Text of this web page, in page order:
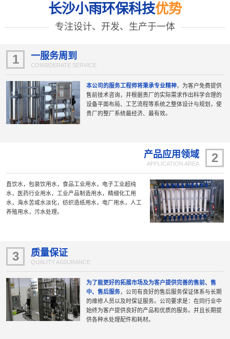
长沙小雨环保科技优势
专注设计、开发、生产于一体
1 一服务周到
CONSIDERATE SERVICE
本公司的服务工程师将秉承专业精神，为客户免费提供
售前技术咨询，并根据贵厂的实际需求作出科学合理的
设备平面布局、工艺流程等系统之整体设计与规划，使
贵厂的整厂系统最经济、最有效。
2
产品应用领域
APPLICATION AREA
直饮水，包装饮用水，食品工业用水，电子工业超纯
水，医药行业用水，工业产品制造用水，精细化工用
水，海水苦咸水淡化，纺织造纸用水，电厂用水，人工
养殖用水，污水处理。
3 质量保证
QUALITY ASSURANCE
为了能更好的拓展市场及为客户提供完善的售前、售
中、售后服务，公司有良好的售后服务保证体系与长期
的维修人员以及时保证服务。公司要求是：在同行业中
始终为客户提供良好的产品和优质的服务。并且长期提
供各种水处理配件和耗材。